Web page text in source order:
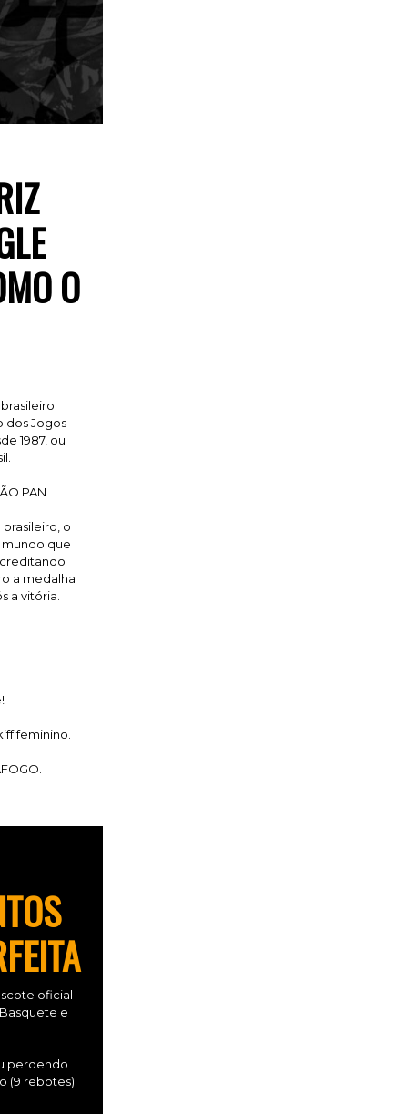
O
dos Jogos
1987, ou
PAN
o
que
a medalha
a vitória.
feminino.
oficial
e
perdendo
(9 rebotes)